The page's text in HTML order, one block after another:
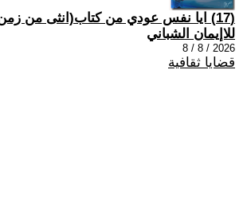
(17) ايا نفس عودي من كتاب(انثى من زمن آخر)
للاإيمان الشباني
2026 / 8 / 8
قضايا ثقافية